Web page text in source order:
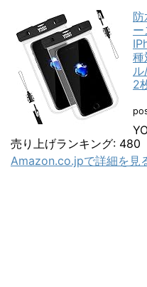
種
2
売り上げランキング: 480
Amazon.co.jpで詳細を見